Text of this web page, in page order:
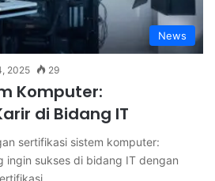
News
2025 29
Komputer:
di Bidang IT
sertifikasi sistem komputer:
ingin sukses di bidang IT dengan